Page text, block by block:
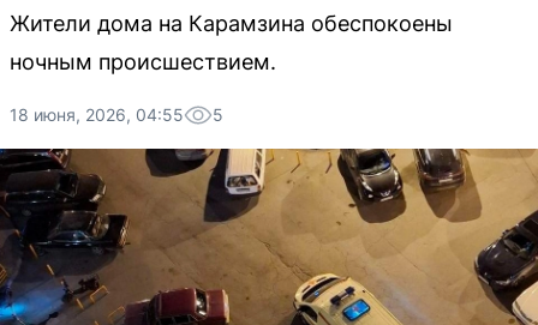
Жители дома на Карамзина обеспокоены
ночным происшествием.
18 июня, 2026, 04:55 5